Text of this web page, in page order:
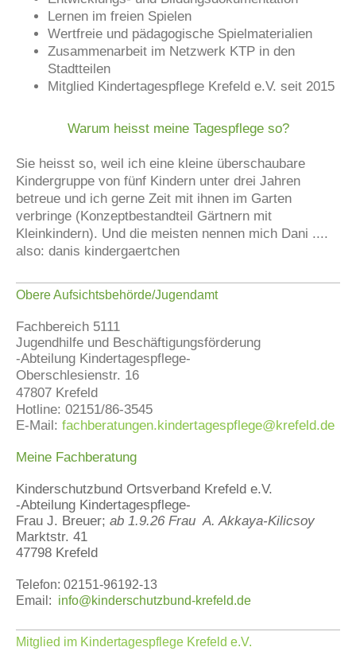
Lernen im freien Spielen
Wertfreie und pädagogische Spielmaterialien
Zusammenarbeit im Netzwerk KTP in den
Stadtteilen
Mitglied Kindertagespflege Krefeld e.V. seit 2015
Warum heisst meine Tagespflege so?
Sie heisst so, weil ich eine kleine überschaubare
Kindergruppe von fünf Kindern unter drei Jahren
betreue und ich gerne Zeit mit ihnen im Garten
verbringe (Konzeptbestandteil Gärtnern mit
Kleinkindern). Und die meisten nennen mich Dani ....
also: danis kindergaertchen
Obere Aufsichtsbehörde/Jugendamt
Fachbereich 5111
Jugendhilfe und Beschäftigungsförderung
-Abteilung Kindertagespflege-
Oberschlesienstr. 16
47807 Krefeld
Hotline: 02151/86-3545
E-Mail: fachberatungen.kindertagespflege@krefeld.de
Meine Fachberatung
Kinderschutzbund Ortsverband Krefeld e.V.
-Abteilung Kindertagespflege-
Frau J. Breuer; ab 1.9.26 Frau A. Akkaya-Kilicsoy
Marktstr. 41
47798 Krefeld
Telefon: 02151-96192-13
Email: info@kinderschutzbund-krefeld.de
Mitglied im Kindertagespflege Krefeld e.V.